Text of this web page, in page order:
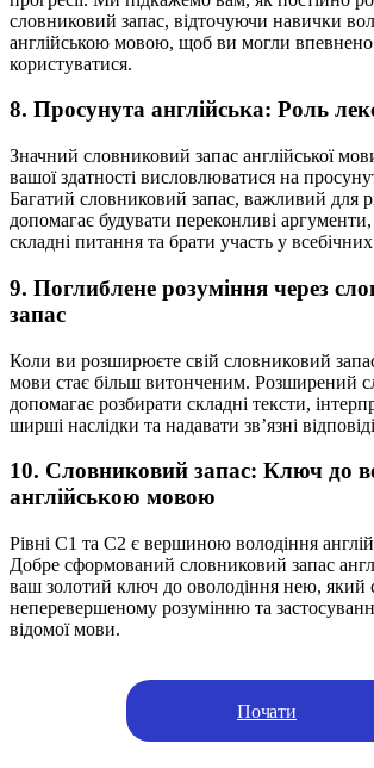
словниковий запас, відточуючи навички
англійською мовою, щоб ви могли
користуватися.
8. Просунута англійська: Роль
Значний словниковий запас англійської
вашої здатності висловлюватися на
Багатий словниковий запас, важливий для
допомагає будувати переконливі аргументи,
складні питання та брати участь у
9. Поглиблене розуміння через
запас
Коли ви розширюєте свій словниковий
мови стає більш витонченим. Розширений
допомагає розбирати складні тексти,
ширші наслідки та надавати зв’язні
10. Словниковий запас: Ключ до
англійською мовою
Рівні C1 та C2 є вершиною володіння
Добре сформований словниковий запас
ваш золотий ключ до оволодіння нею, який
неперевершеному розумінню та
відомої мови.
Почати